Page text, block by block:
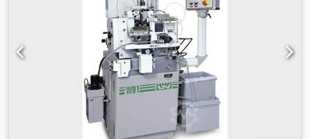
Diâmetro da ferramenta máx. 90 mm Comprimento de
fixação da ferramenta máx. 211 mm Módulo fresagem de
geração máx. 3 Módulo fresagem de perfil máx. 5
Velocidade tangencial máx. 7500 mm/min Peso da
máquina aprox. 9,5 t Espaço necessário aprox. 4,5 x 3,5 x
2,7 m Equipamento / Acessórios: - A máquina está
equipada para fresagem a seco. - Magazine de peças -
Pinça paralela: - Peso da peça por fixação positiva máx. 15
kg - Comprimento da peça máx. 400 mm